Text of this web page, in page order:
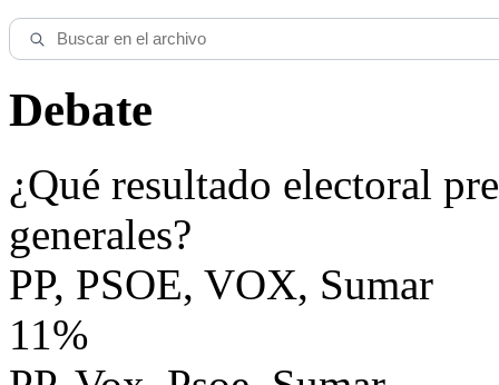
Debate
¿Qué resultado electoral
generales?
PP, PSOE, VOX, Sumar
11%